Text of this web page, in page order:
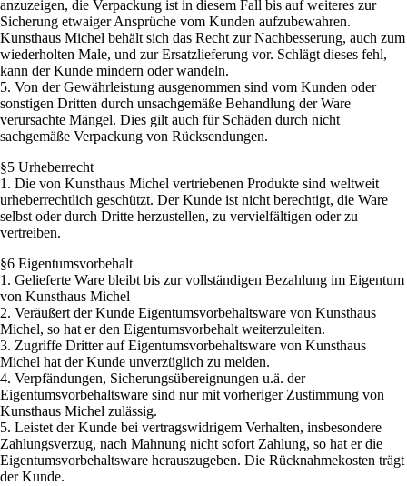
anzuzeigen, die Verpackung ist in diesem Fall bis auf weiteres zur
Sicherung etwaiger Ansprüche vom Kunden aufzubewahren.
Kunsthaus Michel behält sich das Recht zur Nachbesserung, auch zum
wiederholten Male, und zur Ersatzlieferung vor. Schlägt dieses fehl,
kann der Kunde mindern oder wandeln.
5. Von der Gewährleistung ausgenommen sind vom Kunden oder
sonstigen Dritten durch unsachgemäße Behandlung der Ware
verursachte Mängel. Dies gilt auch für Schäden durch nicht
sachgemäße Verpackung von Rücksendungen.
§5 Urheberrecht
1. Die von Kunsthaus Michel vertriebenen Produkte sind weltweit
urheberrechtlich geschützt. Der Kunde ist nicht berechtigt, die Ware
selbst oder durch Dritte herzustellen, zu vervielfältigen oder zu
vertreiben.
§6 Eigentumsvorbehalt
1. Gelieferte Ware bleibt bis zur vollständigen Bezahlung im Eigentum
von Kunsthaus Michel
2. Veräußert der Kunde Eigentumsvorbehaltsware von Kunsthaus
Michel, so hat er den Eigentumsvorbehalt weiterzuleiten.
3. Zugriffe Dritter auf Eigentumsvorbehaltsware von Kunsthaus
Michel hat der Kunde unverzüglich zu melden.
4. Verpfändungen, Sicherungsübereignungen u.ä. der
Eigentumsvorbehaltsware sind nur mit vorheriger Zustimmung von
Kunsthaus Michel zulässig.
5. Leistet der Kunde bei vertragswidrigem Verhalten, insbesondere
Zahlungsverzug, nach Mahnung nicht sofort Zahlung, so hat er die
Eigentumsvorbehaltsware herauszugeben. Die Rücknahmekosten trägt
der Kunde.